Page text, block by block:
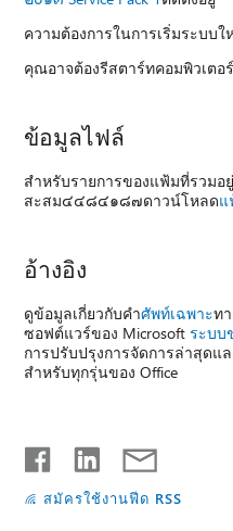
ความต้องการในการเริ่มระบบใ
คุณอาจต้องรีสตาร์ทคอมพิวเตอ
ข้อมูลไฟล์
สำหรับรายการของแฟ้มที่รวมอ
สะสม๔๔๘๔๑๘๗ดาวน์โหลดแ
อ้างอิง
ดูข้อมูลเกี่ยวกับคำศัพท์เฉพาะท
ซอฟต์แวร์ของ Microsoftระบบ
การปรับปรุงการจัดการล่าสุดแ
สำหรับทุกรุ่นของ Office
สมัครใช้งานฟีด RSS